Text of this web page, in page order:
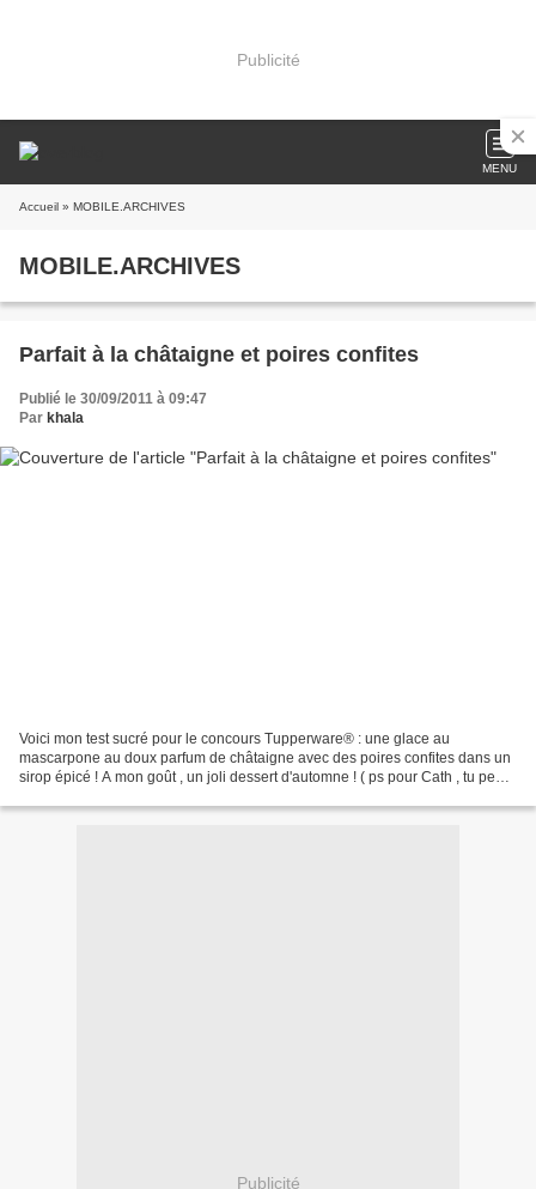
Publicité
MENU
Accueil » MOBILE.ARCHIVES
MOBILE.ARCHIVES
Parfait à la châtaigne et poires confites
Publié le 30/09/2011 à 09:47
Par khala
Voici mon test sucré pour le concours Tupperware® : une glace au
mascarpone au doux parfum de châtaigne avec des poires confites dans un
sirop épicé ! A mon goût , un joli dessert d'automne ! ( ps pour Cath , tu peux
Publicité